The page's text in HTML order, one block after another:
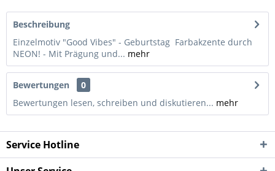
Beschreibung
Einzelmotiv "Good Vibes" - Geburtstag Farbakzente durch
NEON! - Mit Prägung und... mehr
Bewertungen
0
Bewertungen lesen, schreiben und diskutieren... mehr
Service Hotline